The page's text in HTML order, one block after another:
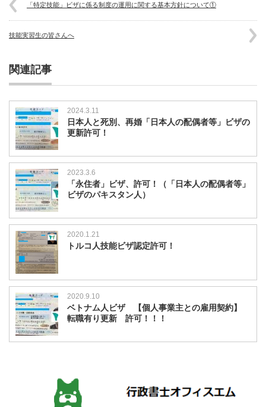
「特定技能」ビザに係る制度の運用に関する基本方針について①
技能実習生の皆さんへ
関連記事
2024.3.11
日本人と死別、再婚「日本人の配偶者等」ビザの
更新許可！
2023.3.6
「永住者」ビザ、許可！（「日本人の配偶者等」
ビザのパキスタン人）
2020.1.21
トルコ人技能ビザ認定許可！
2020.9.10
ベトナム人ビザ 【個人事業主との雇用契約】
転職有り更新 許可！！！